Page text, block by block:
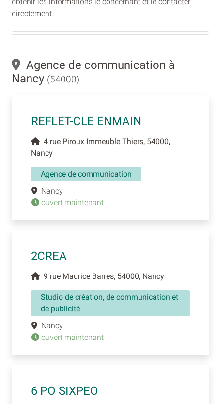
directement.
Agence de communication à
Nancy (54000)
REFLET-CLE ENMAIN
4 rue Piroux Immeuble Thiers, 54000,
Nancy
Agence de communication
Nancy
ouvert maintenant
2CREA
9 rue Maurice Barres, 54000, Nancy
Studio de création, de communication et
de publicité
Nancy
ouvert maintenant
6 PO SIXPEO